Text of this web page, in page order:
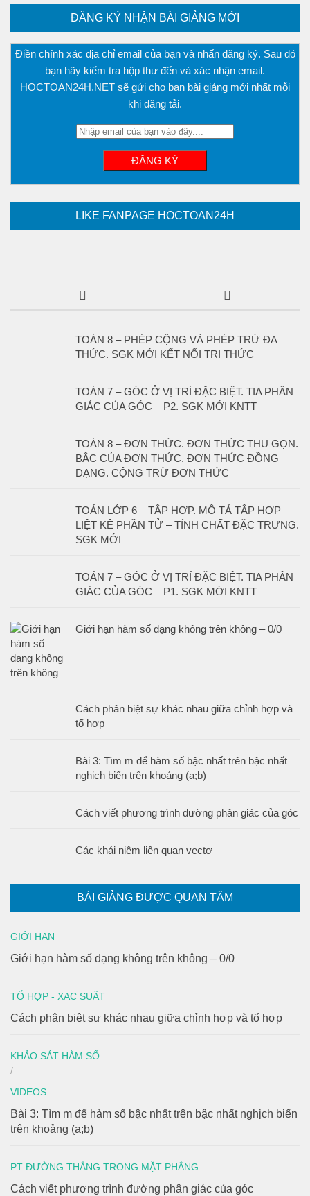
ĐĂNG KÝ NHẬN BÀI GIẢNG MỚI
Điền chính xác địa chỉ email của bạn và nhấn đăng ký. Sau đó
bạn hãy kiểm tra hộp thư đến và xác nhận email.
HOCTOAN24H.NET sẽ gửi cho bạn bài giảng mới nhất mỗi
khi đăng tải.
LIKE FANPAGE HOCTOAN24H
TOÁN 8 – PHÉP CỘNG VÀ PHÉP TRỪ ĐA
THỨC. SGK MỚI KẾT NỐI TRI THỨC
TOÁN 7 – GÓC Ở VỊ TRÍ ĐẶC BIỆT. TIA PHÂN
GIÁC CỦA GÓC – P2. SGK MỚI KNTT
TOÁN 8 – ĐƠN THỨC. ĐƠN THỨC THU GỌN.
BẬC CỦA ĐƠN THỨC. ĐƠN THỨC ĐỒNG
DẠNG. CỘNG TRỪ ĐƠN THỨC
TOÁN LỚP 6 – TẬP HỢP. MÔ TẢ TẬP HỢP
LIỆT KÊ PHẦN TỬ – TÍNH CHẤT ĐẶC TRƯNG.
SGK MỚI
TOÁN 7 – GÓC Ở VỊ TRÍ ĐẶC BIỆT. TIA PHÂN
GIÁC CỦA GÓC – P1. SGK MỚI KNTT
Giới hạn hàm số dạng không trên không – 0/0
Cách phân biệt sự khác nhau giữa chỉnh hợp và
tổ hợp
Bài 3: Tìm m để hàm số bậc nhất trên bậc nhất
nghịch biến trên khoảng (a;b)
Cách viết phương trình đường phân giác của góc
Các khái niệm liên quan vectơ
BÀI GIẢNG ĐƯỢC QUAN TÂM
GIỚI HẠN
Giới hạn hàm số dạng không trên không – 0/0
TỔ HỢP - XAC SUẤT
Cách phân biệt sự khác nhau giữa chỉnh hợp và tổ hợp
KHẢO SÁT HÀM SỐ
/
VIDEOS
Bài 3: Tìm m để hàm số bậc nhất trên bậc nhất nghịch biến
trên khoảng (a;b)
PT ĐƯỜNG THẲNG TRONG MẶT PHẲNG
Cách viết phương trình đường phân giác của góc